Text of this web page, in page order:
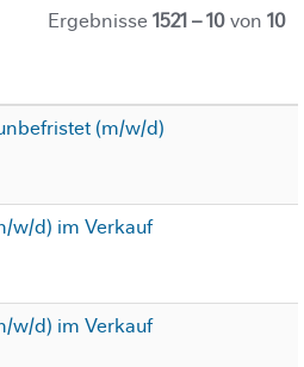
Ergebnisse 1521 – 10von 10
(m/w/d)
w/d) im Verkauf
w/d) im Verkauf